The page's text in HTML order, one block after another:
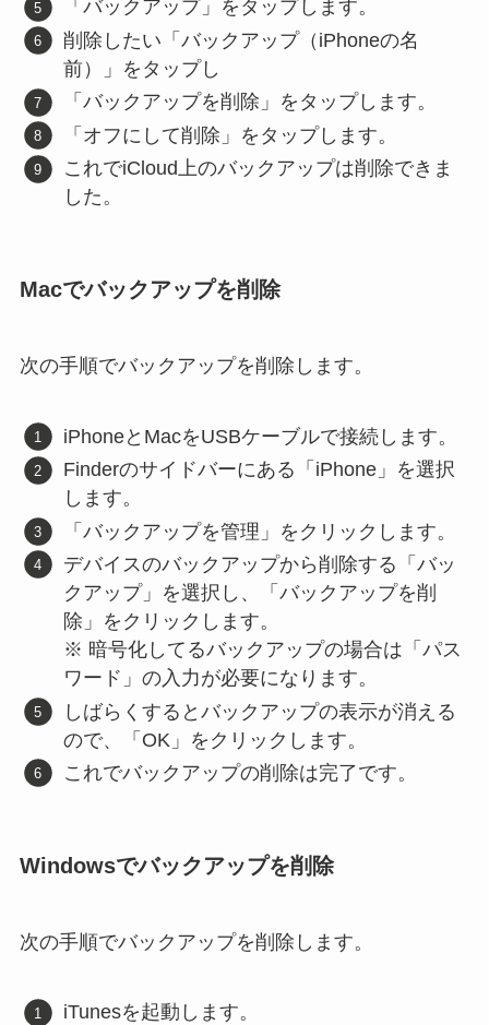
「バックアップ」をタップします。
削除したい「バックアップ（iPhoneの名
前）」をタップし
「バックアップを削除」をタップします。
「オフにして削除」をタップします。
これでiCloud上のバックアップは削除できま
した。
Macでバックアップを削除
次の手順でバックアップを削除します。
iPhoneとMacをUSBケーブルで接続します。
Finderのサイドバーにある「iPhone」を選択
します。
「バックアップを管理」をクリックします。
デバイスのバックアップから削除する「バッ
クアップ」を選択し、「バックアップを削
除」をクリックします。
※ 暗号化してるバックアップの場合は「パス
ワード」の入力が必要になります。
しばらくするとバックアップの表示が消える
ので、「OK」をクリックします。
これでバックアップの削除は完了です。
Windowsでバックアップを削除
次の手順でバックアップを削除します。
iTunesを起動します。